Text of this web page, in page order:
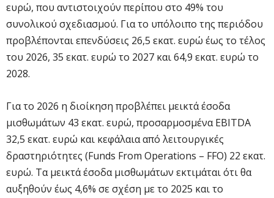
ευρώ, που αντιστοιχούν περίπου στο 49% του
συνολικού σχεδιασμού. Για το υπόλοιπο της περιόδου
προβλέπονται επενδύσεις 26,5 εκατ. ευρώ έως το τέλος
του 2026, 35 εκατ. ευρώ το 2027 και 64,9 εκατ. ευρώ το
2028.
Για το 2026 η διοίκηση προβλέπει μεικτά έσοδα
μισθωμάτων 43 εκατ. ευρώ, προσαρμοσμένα EBITDA
32,5 εκατ. ευρώ και κεφάλαια από λειτουργικές
δραστηριότητες (Funds From Operations – FFO) 22 εκατ.
ευρώ. Τα μεικτά έσοδα μισθωμάτων εκτιμάται ότι θα
αυξηθούν έως 4,6% σε σχέση με το 2025 και το